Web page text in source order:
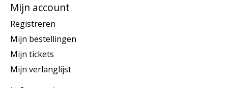
Mijn account
Registreren
Mijn bestellingen
Mijn tickets
Mijn verlanglijst